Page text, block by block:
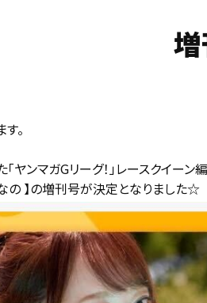
。
ヤンマガGリーグ！」レースクイーン
の 】の増刊号が決定となりました☆